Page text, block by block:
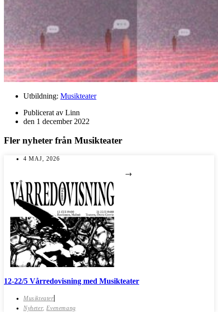
Utbildning: Musikteater
Publicerat av Linn
den 1 december 2022
Fler nyheter från Musikteater
4 MAJ, 2026
12-22/5 Vårredovisning med Musikteater
Musikteater
Nyheter, Evenemang